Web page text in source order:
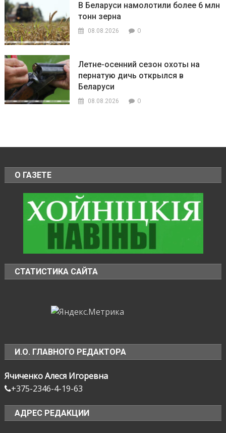
В Беларуси намолотили более 6 млн
тонн зерна
08.08.2026 0
Летне-осенний сезон охоты на
пернатую дичь открылся в
Беларуси
08.08.2026 0
О ГАЗЕТЕ
СТАТИСТИКА САЙТА
И.О. ГЛАВНОГО РЕДАКТОРА
Ячиченко Алеся Игоревна
+375-2346-4-19-63
АДРЕС РЕДАКЦИИ